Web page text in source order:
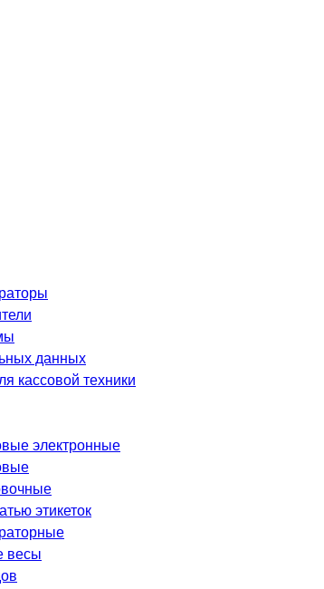
данных
кассовой техники
электронные
этикеток
весы